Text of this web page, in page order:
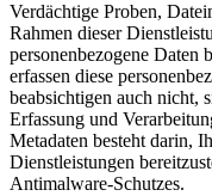
Verdächtige Proben,
Rahmen dieser
personenbezogene Daten
erfassen diese
beabsichtigen auch nicht,
Erfassung und
Metadaten besteht darin,
Dienstleistungen
Antimalware-Schutzes.